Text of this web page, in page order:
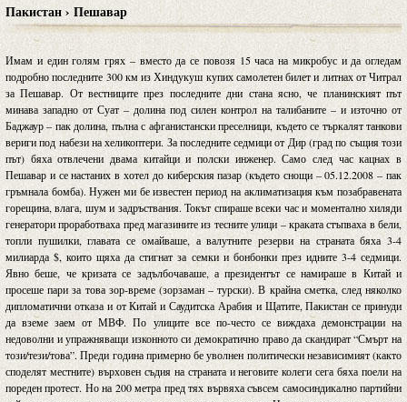
Пакистан › Пешавар
Имам и един голям грях – вместо да се повозя 15 часа на микробус и да огледам
подробно последните 300 км из Хиндукуш купих самолетен билет и литнах от Читрал
за Пешавар. От вестниците през последните дни стана ясно, че планинският път
минава западно от Суат – долина под силен контрол на талибаните – и източно от
Баджаур – пак долина, пълна с афганистански преселници, където се търкалят танкови
вериги под набези на хеликоптери. За последните седмици от Дир (град по същия този
път) бяха отвлечени двама китайци и полски инженер. Само след час кацнах в
Пешавар и се настаних в хотел до киберския пазар (където снощи – 05.12.2008 – пак
гръмнала бомба). Нужен ми бе известен период на аклиматизация към позабравената
горещина, влага, шум и задръствания. Токът спираше всеки час и моментално хиляди
генератори проработваха пред магазините из тесните улици – краката стъпваха в бели,
топли пушилки, главата се омайваше, а валутните резерви на страната бяха 3-4
милиарда $, които щяха да стигнат за семки и бонбонки през идните 3-4 седмици.
Явно беше, че кризата се задълбочаваше, а президентът се намираше в Китай и
просеше пари за това зор-време (зорзаман – турски). В крайна сметка, след няколко
дипломатични отказа и от Китай и Саудитска Арабия и Щатите, Пакистан се принуди
да вземе заем от МВФ. По улиците все по-често се виждаха демонстрации на
недоволни и упражняващи изконното си демократично право да скандират “Смърт на
този/тези/това”. Преди година примерно бе уволнен политически независимият (както
споделят местните) върховен съдия на страната и неговите колеги сега бяха поели на
пореден протест. Но на 200 метра пред тях вървяха съвсем самосиндикално партийни